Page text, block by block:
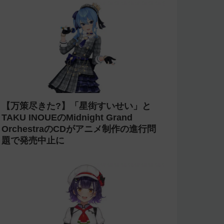
【万策尽きた?】「星街すいせい」と
TAKU INOUEのMidnight Grand
OrchestraのCDがアニメ制作の進行問
題で発売中止に